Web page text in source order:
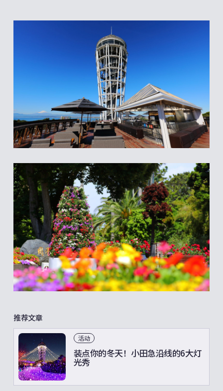
推荐文章
活动
装点你的冬天！小田急沿线的6大灯
光秀